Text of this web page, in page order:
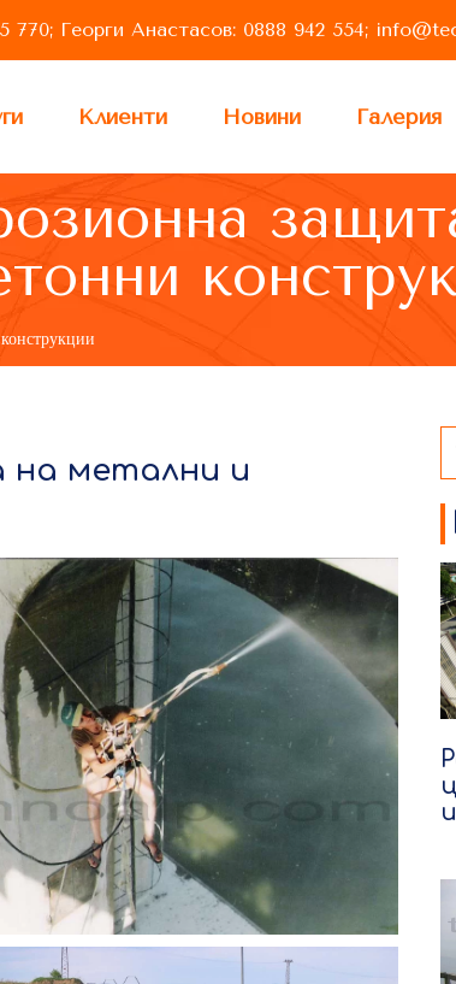
Георги Анастасов: 0888 942 554;
Клиенти Новини Галерия
на метални и